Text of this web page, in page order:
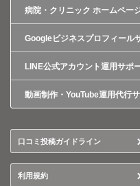
病院・クリニック ホームペー
Googleビジネスプロフィール
LINE公式アカウント運用サポ
動画制作・YouTube運用代行
口コミ投稿ガイドライン
利用規約